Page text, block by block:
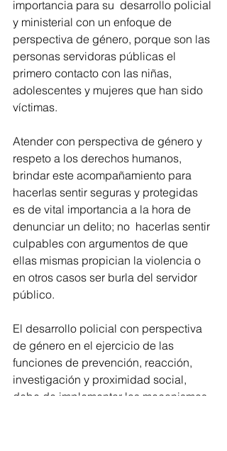
importancia para su  desarrollo policial
y ministerial con un enfoque de
perspectiva de género, porque son las
personas servidoras públicas el
primero contacto con las niñas,
adolescentes y mujeres que han sido
víctimas.
Atender con perspectiva de género y
respeto a los derechos humanos,
brindar este acompañamiento para
hacerlas sentir seguras y protegidas
es de vital importancia a la hora de
denunciar un delito; no  hacerlas sentir
culpables con argumentos de que
ellas mismas propician la violencia o
en otros casos ser burla del servidor
público.
El desarrollo policial con perspectiva
de género en el ejercicio de las
funciones de prevención, reacción,
investigación y proximidad social,
debe de implementar los mecanismos